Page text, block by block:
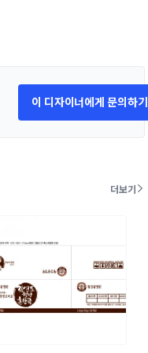
이 디자이너에게 문의하기
더보기